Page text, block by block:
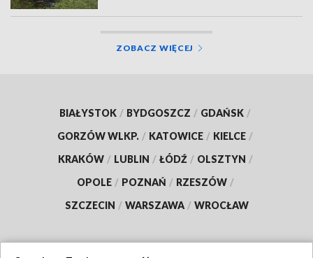
ZOBACZ WIĘCEJ
BIAŁYSTOK / BYDGOSZCZ / GDAŃSK /
GORZÓW WLKP. / KATOWICE / KIELCE /
KRAKÓW / LUBLIN / ŁÓDŹ / OLSZTYN /
OPOLE / POZNAŃ / RZESZÓW /
SZCZECIN / WARSZAWA / WROCŁAW